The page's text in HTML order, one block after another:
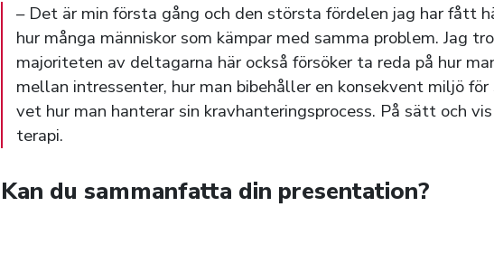
– Det är min första gång och den största fördelen jag har fått
hur många människor som kämpar med samma problem. Jag
majoriteten av deltagarna här också försöker ta reda på hur
mellan intressenter, hur man bibehåller en konsekvent miljö för
vet hur man hanterar sin kravhanteringsprocess. På sätt och
terapi.
Kan du sammanfatta din presentation?